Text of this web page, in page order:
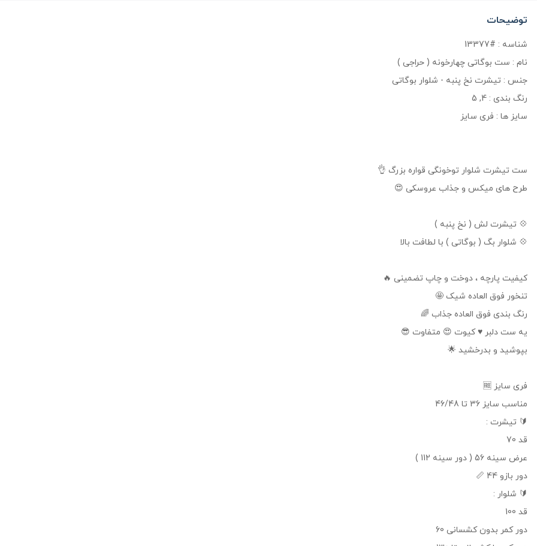
توضیحات
شناسه : #13377
نام : ست بوگاتی چهارخونه ( حراجی )
جنس : تیشرت نخ پنبه - شلوار بوگاتی
رنگ بندی : 4, 5
سایز ها : فری سایز
ست تیشرت شلوار توخونگی قواره بزرگ 👌
طرح های میکس و جذاب عروسکی 😍
💠 تیشرت لش ( نخ پنبه )
💠 شلوار بگ ( بوگاتی ) با لطافت بالا
کیفیت پارچه ، دوخت و چاپ تضمینی 🔥
تنخور فوق العاده شیک 🤩
رنگ بندی فوق العاده جذاب 🌈
یه ست دلبر ♥️ کیوت 😍 متفاوت 😎
بپوشید و بدرخشید 🌟
فری سایز 🆓
مناسب سایز 36 تا 46/48
🔰 تیشرت :
قد 70
عرض سینه 56 ( دور سینه 112 )
دور بازو 44 📏
🔰 شلوار :
قد 100
دور کمر بدون کشسانی 60